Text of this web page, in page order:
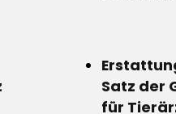
Satz der
für